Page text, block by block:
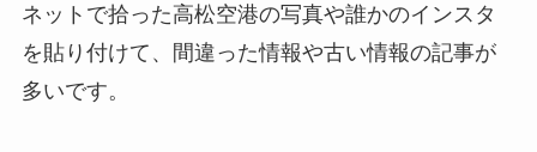
ネットで拾った高松空港の写真や誰かのインスタ
を貼り付けて、間違った情報や古い情報の記事が
多いです。